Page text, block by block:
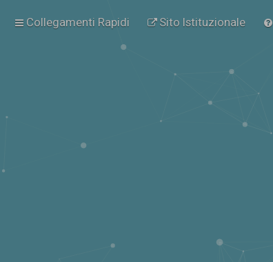
Collegamenti Rapidi Sito Istituzionale